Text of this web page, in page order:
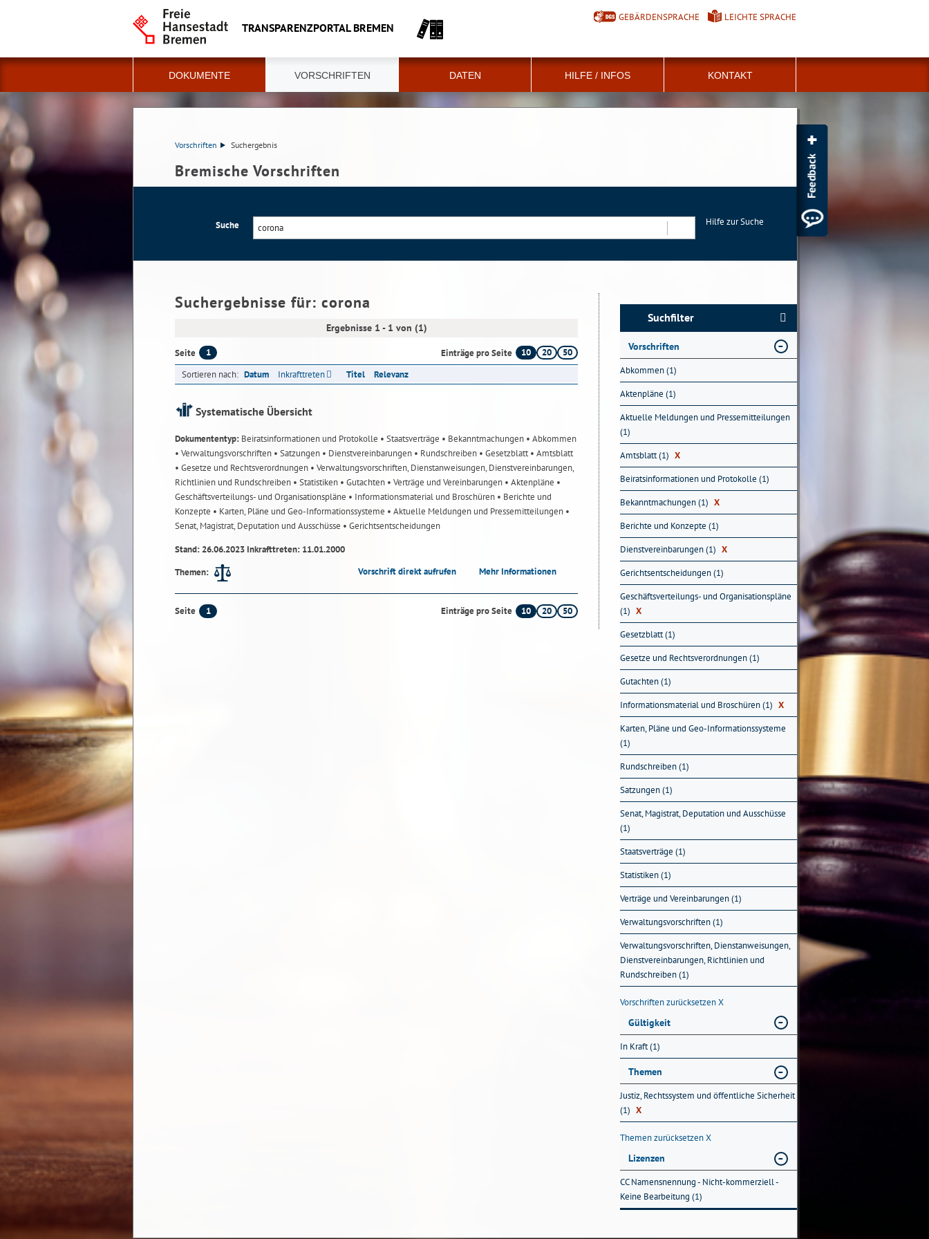
TRANSPARENZPORTAL BREMEN
GEBÄRDENSPRACHE LEICHTE SPRACHE
DOKUMENTE VORSCHRIFTEN DATEN HILFE / INFOS KONTAKT
Vorschriften Suchergebnis
Bremische Vorschriften
Suche
Hilfe zur Suche
Suchergebnisse für: corona
Ergebnisse 1 - 1 von (1)
Seite 1 Einträge pro Seite 10 20
50
Sortieren nach: Datum Inkrafttreten Titel Relevanz
Systematische Übersicht
Dokumententyp: Beiratsinformationen und Protokolle • Staatsverträge • Bekanntmachungen • Abkommen
• Verwaltungsvorschriften • Satzungen • Dienstvereinbarungen • Rundschreiben • Gesetzblatt• Amtsblatt
• Gesetze und Rechtsverordnungen • Verwaltungsvorschriften, Dienstanweisungen, Dienstvereinbarungen,
Richtlinien und Rundschreiben • Statistiken • Gutachten • Verträge und Vereinbarungen • Aktenpläne •
Geschäftsverteilungs- und Organisationspläne • Informationsmaterial und Broschüren • Berichte und
Konzepte • Karten, Pläne und Geo-Informationssysteme • Aktuelle Meldungen und Pressemitteilungen •
Senat, Magistrat, Deputation und Ausschüsse • Gerichtsentscheidungen
Stand: 26.06.2023 Inkrafttreten: 11.01.2000
Themen:
Vorschrift direkt aufrufen Mehr Informationen
Seite 1 Einträge pro Seite 10 20 50
Suchfilter
Vorschriften
Abkommen (1)
Aktenpläne (1)
Aktuelle Meldungen und Pressemitteilungen
(1)
Amtsblatt (1) X
Beiratsinformationen und Protokolle (1)
Bekanntmachungen (1) X
Berichte und Konzepte (1)
Dienstvereinbarungen (1) X
Gerichtsentscheidungen (1)
Geschäftsverteilungs- und Organisationspläne
(1) X
Gesetzblatt (1)
Gesetze und Rechtsverordnungen (1)
Gutachten (1)
Informationsmaterial und Broschüren (1) X
Karten, Pläne und Geo-Informationssysteme
(1)
Rundschreiben (1)
Satzungen (1)
Senat, Magistrat, Deputation und Ausschüsse
(1)
Staatsverträge (1)
Statistiken (1)
Verträge und Vereinbarungen (1)
Verwaltungsvorschriften (1)
Verwaltungsvorschriften, Dienstanweisungen,
Dienstvereinbarungen, Richtlinien und
Rundschreiben (1)
Vorschriften zurücksetzenX
Gültigkeit
In Kraft (1)
Themen
Justiz, Rechtssystem und öffentliche Sicherheit
(1) X
Themen zurücksetzenX
Lizenzen
CC Namensnennung - Nicht-kommerziell -
Keine Bearbeitung (1)